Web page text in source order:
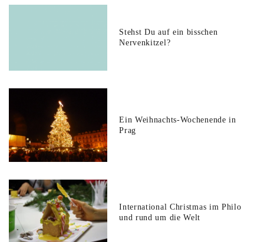
Stehst Du auf ein bisschen
Nervenkitzel?
Ein Weihnachts-Wochenende in
Prag
International Christmas im Philo
und rund um die Welt